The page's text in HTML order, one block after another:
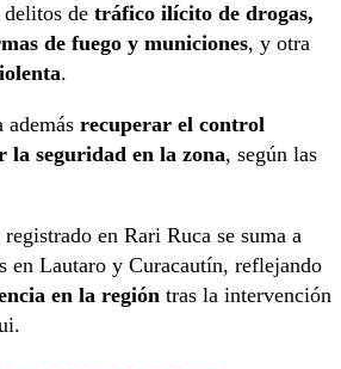
de tráfico ilícito de drogas,
de fuego y municiones, y otra
.
además recuperar el control
seguridad en la zona, según las
en Rari Ruca se suma a
en Lautaro y Curacautín, reflejando
en la región tras la intervención